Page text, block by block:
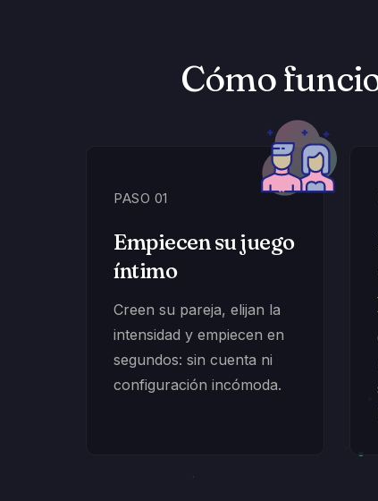
Cómo
PASO 01
Empiecen su juego
íntimo
Creen su pareja, elijan la
intensidad y empiecen en
segundos: sin cuenta ni
configuración incómoda.